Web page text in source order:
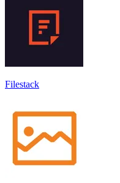
Filestack